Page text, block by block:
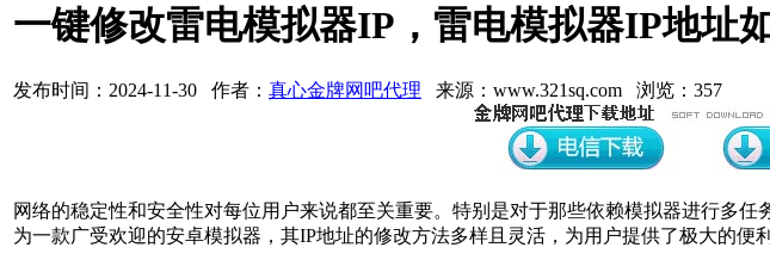
一键修改雷电模拟器IP，雷电模拟器IP地址
发布时间：2024-11-30 作者： 真心金牌网吧代理 来源：www.321sq.com 浏览：357
网络的稳定性和安全性对每位用户来说都至关重要。特别是对于那些依赖模拟器进行多
为一款广受欢迎的安卓模拟器，其IP地址的修改方法多样且灵活，为用户提供了极大的便利